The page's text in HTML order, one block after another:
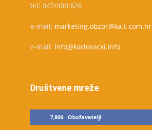
tel: 047/400 626
e-mail: marketing.obzor@ka.t-com.hr
e-mail: info@karlovacki.info
Društvene mreže
7,800 Obožavatelji